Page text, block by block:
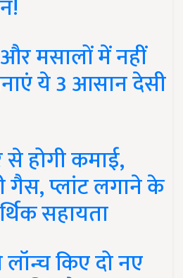
मसालों में नहीं
ये 3 आसान देसी
होगी कमाई,
गैस, प्लांट लगाने के
सहायता
किए दो नए